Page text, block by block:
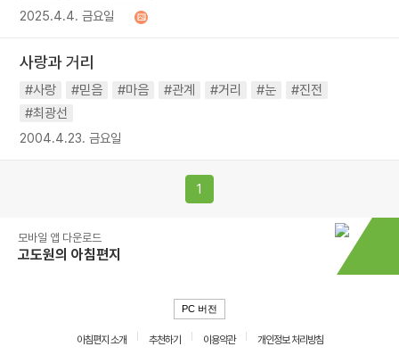
2025.4.4. 금요일
사랑과 거리
#사랑 #믿음 #마음 #관계 #거리 #눈
#진전
#최광선
2004.4.23. 금요일
1
모바일 앱 다운로드
고도원의 아침편지
PC 버전
아침편지 소개 추천하기 이용약관
개인정보 처리방침